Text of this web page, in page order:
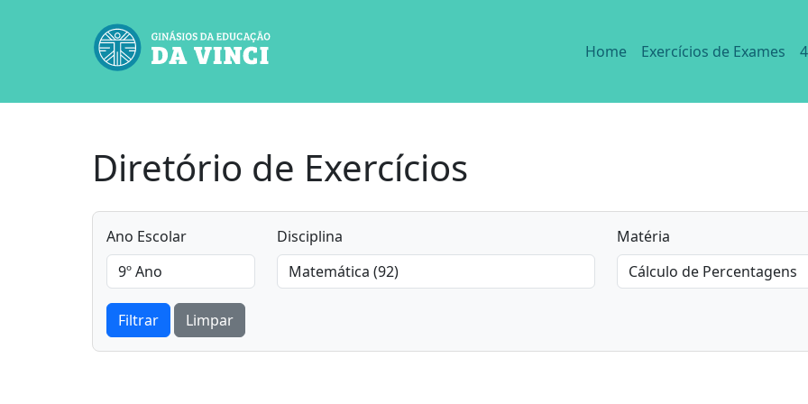
Home Exercícios de Exames
Diretório de Exercícios
Ano Escolar Disciplina Matéria
Filtrar Limpar